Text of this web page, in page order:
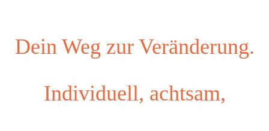
Dein Weg zur Veränderung.
Individuell, achtsam,